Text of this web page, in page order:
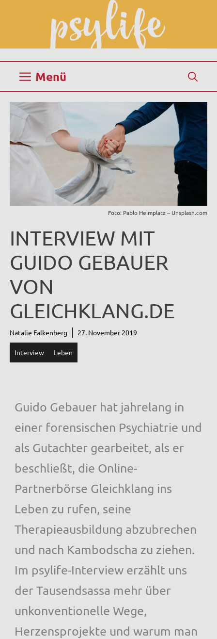
Menü
INTERVIEW MIT
GUIDO GEBAUER
VON
GLEICHKLANG.DE
Natalie Falkenberg 27. November 2019
Interview Leben
Foto: Pablo Heimplatz – Unsplash.com
Guido Gebauer hat jahrelang in
einer forensischen Psychiatrie und
als Gutachter gearbeitet, als er
beschließt, die Online-
Partnerbörse Gleichklang ins
Leben zu rufen, seine
Therapieausbildung abzubrechen
und nach Kambodscha zu ziehen.
Im psylife-Interview erzählt uns
der Tausendsassa mehr über
unkonventionelle Wege,
Herzensprojekte und warum man